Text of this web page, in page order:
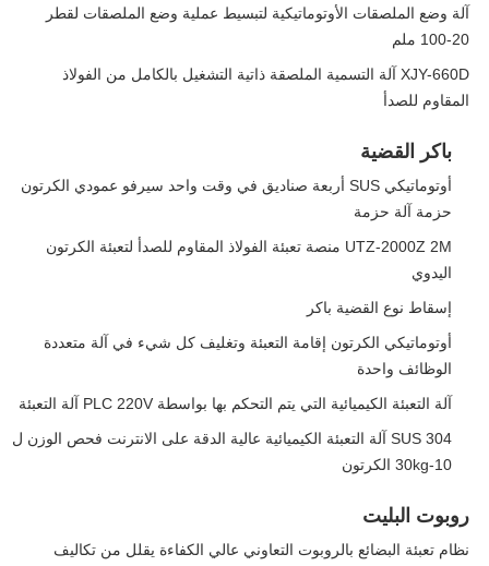
آلة وضع الملصقات الأوتوماتيكية لتبسيط عملية وضع الملصقات لقطر
20-100 ملم
XJY-660D آلة التسمية الملصقة ذاتية التشغيل بالكامل من الفولاذ
المقاوم للصدأ
باكر القضية
أوتوماتيكي SUS أربعة صناديق في وقت واحد سيرفو عمودي الكرتون
حزمة آلة حزمة
UTZ-2000Z 2M منصة تعبئة الفولاذ المقاوم للصدأ لتعبئة الكرتون
اليدوي
إسقاط نوع القضية باكر
أوتوماتيكي الكرتون إقامة التعبئة وتغليف كل شيء في آلة متعددة
الوظائف واحدة
آلة التعبئة الكيميائية التي يتم التحكم بها بواسطة PLC 220V آلة التعبئة
SUS 304 آلة التعبئة الكيميائية عالية الدقة على الانترنت فحص الوزن ل
10-30kg الكرتون
روبوت البليت
نظام تعبئة البضائع بالروبوت التعاوني عالي الكفاءة يقلل من تكاليف